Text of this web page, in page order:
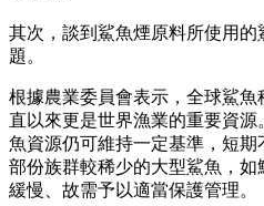
其次，談到鯊魚煙原料所使用
題。
根據農業委員會表示，全球鯊魚
直以來更是世界漁業的重要資
魚資源仍可維持一定基準，短
部份族群較稀少的大型鯊魚，
緩慢、故需予以適當保護管理。